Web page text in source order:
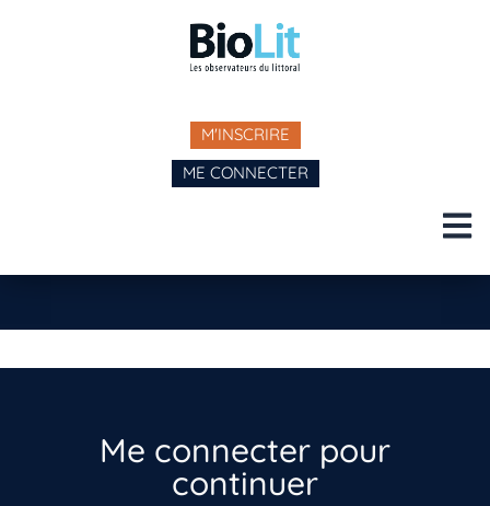
M'INSCRIRE
ME CONNECTER
Me connecter pour
continuer